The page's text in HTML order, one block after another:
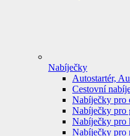
Nabíječky
Autostartér,
Cestovní
Nabíječky pro
Nabíječky pro
Nabíječky pro
Nabíječky pro